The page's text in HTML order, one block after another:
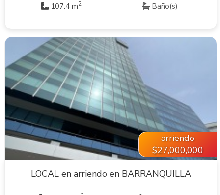
107.4 m2 Baño(s)
VER INMUEBLE
arriendo
$27,000,000
LOCAL en arriendo en BARRANQUILLA